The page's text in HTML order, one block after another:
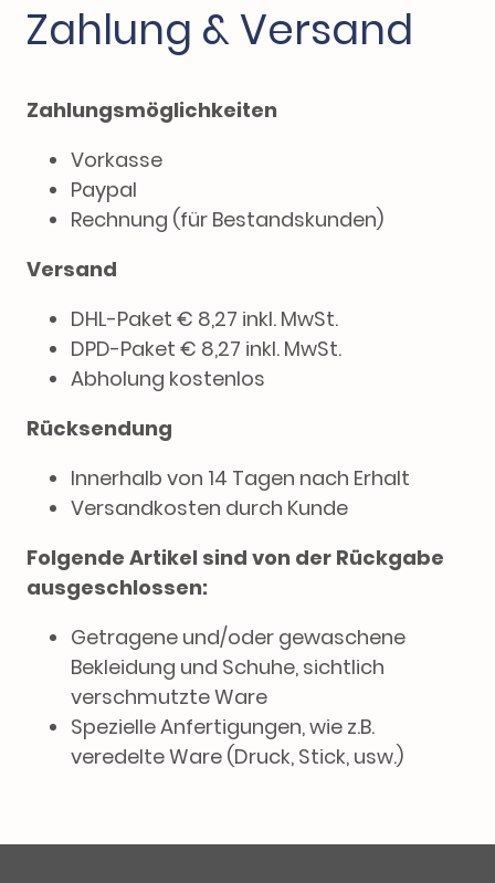
Zahlung & Versand
Zahlungsmöglichkeiten
Vorkasse
Paypal
Rechnung (für Bestandskunden)
Versand
DHL-Paket € 8,27 inkl. MwSt.
DPD-Paket € 8,27 inkl. MwSt.
Abholung kostenlos
Rücksendung
Innerhalb von 14 Tagen nach Erhalt
Versandkosten durch Kunde
Folgende Artikel sind von der Rückgabe
ausgeschlossen:
Getragene und/oder gewaschene
Bekleidung und Schuhe, sichtlich
verschmutzte Ware
Spezielle Anfertigungen, wie z.B.
veredelte Ware (Druck, Stick, usw.)